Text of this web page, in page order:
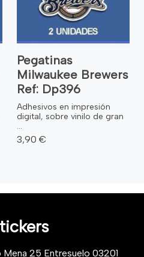
Pegatinas
Milwaukee Brewers
Ref: Dp396
Adhesivos en impresión
digital, sobre vinilo de gran
...
3,90 €
25 Entresuelo 03201